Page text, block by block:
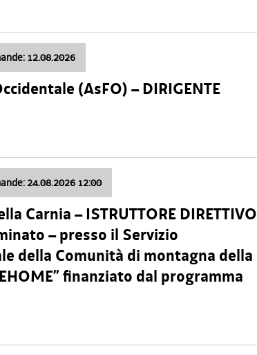
12.08.2026
(AsFO) – DIRIGENTE
24.08.2026 12:00
Carnia – ISTRUTTORE DIRETTIVO
– presso il Servizio
della Comunità di montagna della
finanziato dal programma